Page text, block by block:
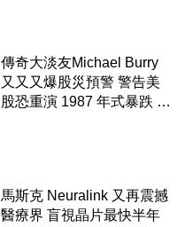
傳奇大淡友Michael Burry
又又又爆股災預警 警告美
股恐重演 1987 年式暴跌 企
馬斯克 Neuralink 又再震撼
醫療界 盲視晶片最快半年